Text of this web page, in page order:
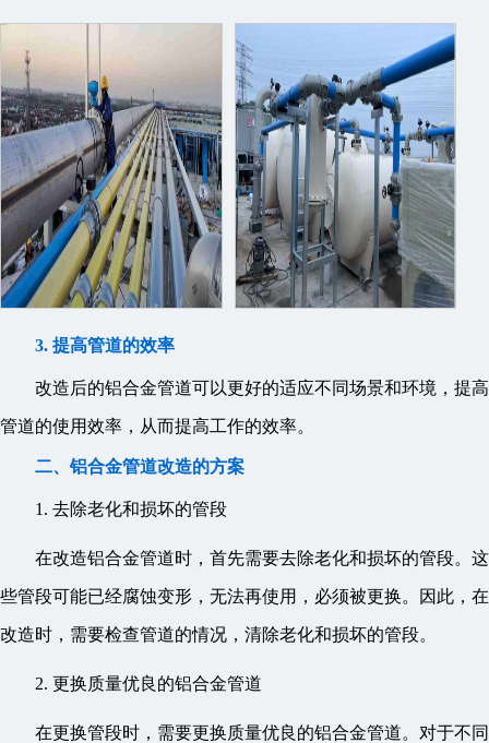
3. 提高管道的效率
改造后的铝合金管道可以更好的适应不同场景和环境，提高
管道的使用效率，从而提高工作的效率。
二、铝合金管道改造的方案
1. 去除老化和损坏的管段
在改造铝合金管道时，首先需要去除老化和损坏的管段。这
些管段可能已经腐蚀变形，无法再使用，必须被更换。因此，在
改造时，需要检查管道的情况，清除老化和损坏的管段。
2. 更换质量优良的铝合金管道
在更换管段时，需要更换质量优良的铝合金管道。对于不同